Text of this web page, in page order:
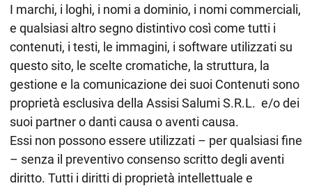
I marchi, i loghi, i nomi a dominio, i nomi commerciali,
e qualsiasi altro segno distintivo così come tutti i
contenuti, i testi, le immagini, i software utilizzati su
questo sito, le scelte cromatiche, la struttura, la
gestione e la comunicazione dei suoi Contenuti sono
proprietà esclusiva della Assisi Salumi S.R.L. e/o dei
suoi partner o danti causa o aventi causa.
Essi non possono essere utilizzati – per qualsiasi fine
– senza il preventivo consenso scritto degli aventi
diritto. Tutti i diritti di proprietà intellettuale e